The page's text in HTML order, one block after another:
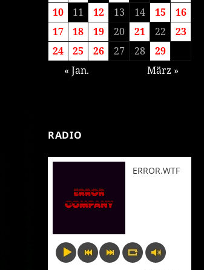
10
11 12 13 14 15
16
17
18 19 20 21 22
23
24
25 26 27 28
29
« Jan.
März »
RADIO
ERROR.WTF